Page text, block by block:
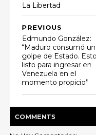
La Libertad
PREVIOUS
Edmundo González:
“Maduro consumó un
golpe de Estado.
listo para ingresar en
Venezuela en el
momento propicio”
COMMENTS